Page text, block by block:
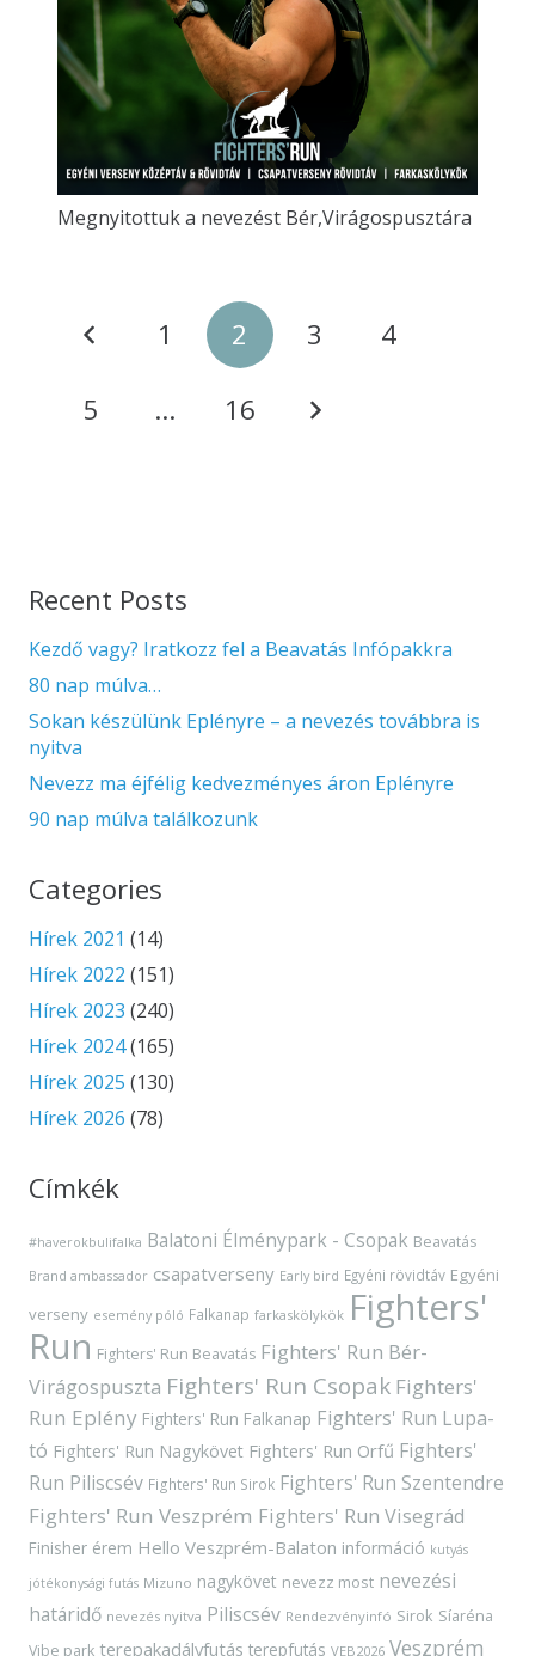
Megnyitottuk a nevezést Bér,Virágospusztára
1 2 3 4
5 … 16
Recent Posts
Kezdő vagy? Iratkozz fel a Beavatás Infópakkra
80 nap múlva…
Sokan készülünk Eplényre – a nevezés továbbra is
nyitva
Nevezz ma éjfélig kedvezményes áron Eplényre
90 nap múlva találkozunk
Categories
Hírek 2021 (14)
Hírek 2022 (151)
Hírek 2023 (240)
Hírek 2024(165)
Hírek 2025 (130)
Hírek 2026 (78)
Címkék
#haverokbulifalka Balatoni Élménypark - Csopak Beavatás
Brand ambassador csapatverseny Early bird Egyéni rövidtáv Egyéni
verseny esemény póló Falkanap farkaskölykök Fighters'
Run Fighters' Run Beavatás Fighters' Run Bér-
Virágospuszta Fighters' Run Csopak Fighters'
Run Eplény Fighters' Run Falkanap Fighters' Run Lupa-
tó Fighters' Run Nagykövet Fighters' Run Orfű Fighters'
Run Piliscsév Fighters' Run Sirok Fighters' Run Szentendre
Fighters' Run Veszprém Fighters' Run Visegrád
Finisher érem Hello Veszprém-Balaton információ kutyás
jótékonysági futás Mizuno nagykövet nevezz most nevezési
határidő nevezés nyitva Piliscsév Rendezvényinfó Sirok Síaréna
Vibe park terepakadályfutás terepfutás VEB2026 Veszprém